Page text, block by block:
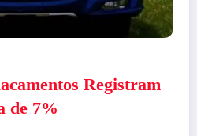
Registram
de 7%